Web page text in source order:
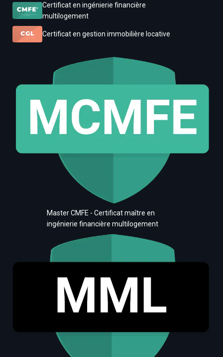
Certificat en ingénierie financière
multilogement
Certificat en gestion immobilière locative
Master CMFE - Certificat maître en
ingénierie financière multilogement